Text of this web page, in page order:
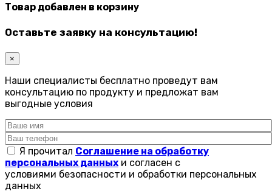
Товар добавлен в корзину
Оставьте заявку на консультацию!
×
Наши специалисты бесплатно проведут вам
консультацию по продукту и предложат вам
выгодные условия
Я прочитал Соглашение на обработку
персональных данных и согласен с
условиями безопасности и обработки персональных
данных